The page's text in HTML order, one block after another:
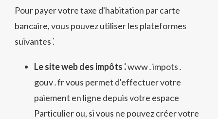
Pour payer votre taxe d'habitation par carte
bancaire, vous pouvez utiliser les plateformes
suivantes ⁚
Le site web des impôts ⁚www․impots․
gouv․fr vous permet d'effectuer votre
paiement en ligne depuis votre espace
Particulier ou, si vous ne pouvez créer votre